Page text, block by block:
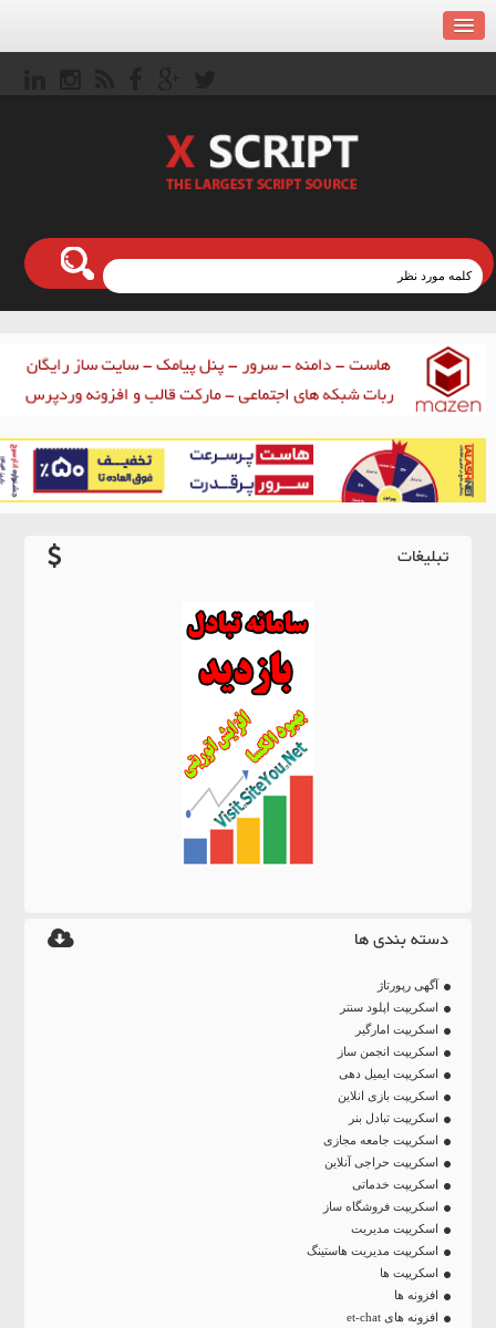
تبلیغات
دسته بندی ها
آگهی رپورتاژ
اسکریپت اپلود سنتر
اسکریپت امارگیر
اسکریپت انجمن ساز
اسکریپت ایمیل دهی
اسکریپت بازی انلاین
اسکریپت تبادل بنر
اسکریپت جامعه مجازی
اسکریپت حراجی آنلاین
اسکریپت خدماتی
اسکریپت فروشگاه ساز
اسکریپت مدیریت
اسکریپت مدیریت هاستینگ
اسکریپت ها
افزونه ها
افزونه های et-chat